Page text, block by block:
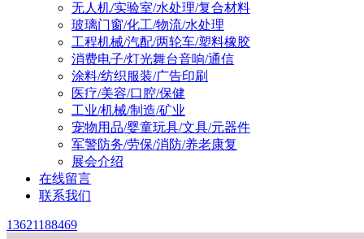
无人机/实验室/水处理/复合材料
玻璃门窗/化工/物流/水处理
工程机械/汽配/两轮车/塑料橡胶
消费电子/灯光舞台音响/通信
涂料/纺织服装/广告印刷
医疗/美容/口腔/保健
工业/机械/制造/矿业
宠物用品/婴童玩具/文具/元器件
军警防务/劳保/消防/养老康复
展会介绍
在线留言
联系我们
13621188469